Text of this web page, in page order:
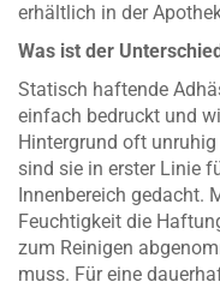
erhältlich in der
Was ist der
Statisch haftende
einfach bedruckt und
Hintergrund oft
sind sie in erster Linie
Innenbereich gedacht.
Feuchtigkeit die
zum Reinigen
muss. Für eine